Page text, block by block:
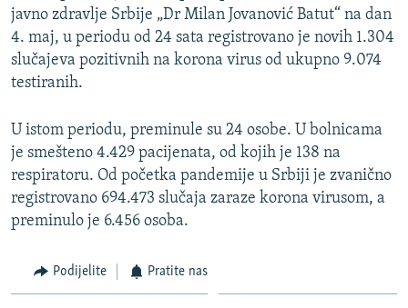
javno zdravlje Srbije „Dr Milan Jovanović Batut“ na dan
4. maj, u periodu od 24 sata registrovano je novih 1.304
slučajeva pozitivnih na korona virus od ukupno 9.074
testiranih.
U istom periodu, preminule su 24 osobe. U bolnicama
je smešteno 4.429 pacijenata, od kojih je 138 na
respiratoru. Od početka pandemije u Srbiji je zvanično
registrovano 694.473 slučaja zaraze korona virusom, a
preminulo je 6.456 osoba.
Podijelite Pratite nas